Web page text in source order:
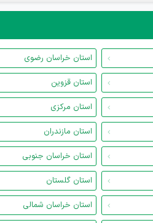
استان خراسان رضوی
استان قزوین
استان مرکزی
استان مازندران
استان خراسان جنوبی
استان گلستان
استان خراسان شمالی